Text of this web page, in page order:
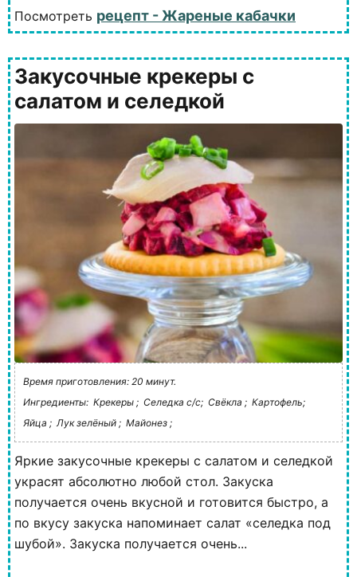
Посмотреть рецепт - Жареные кабачки
Закусочные крекеры с
салатом и селедкой
Время приготовления: 20 минут.
Ингредиенты: Крекеры ; Селедка с/с; Свёкла ; Картофель;
Яйца ; Лук зелёный ; Майонез ;
Яркие закусочные крекеры с салатом и селедкой
украсят абсолютно любой стол. Закуска
получается очень вкусной и готовится быстро, а
по вкусу закуска напоминает салат «селедка под
шубой». Закуска получается очень...